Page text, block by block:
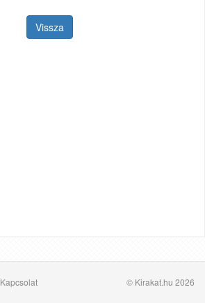
Vissza
Kapcsolat © Kirakat.hu 2026